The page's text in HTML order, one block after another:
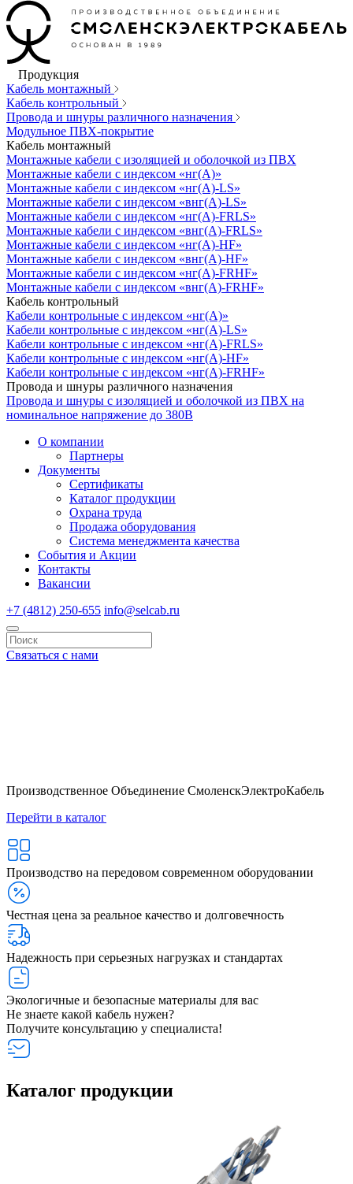
Продукция
Кабель монтажный
Кабель контрольный
Провода и шнуры различного назначения
Модульное ПВХ-покрытие
Кабель монтажный
Монтажные кабели с изоляцией и оболочкой из ПВХ
Монтажные кабели с индексом «нг(А)»
Монтажные кабели с индексом «нг(А)-LS»
Монтажные кабели с индексом «внг(А)-LS»
Монтажные кабели с индексом «нг(А)-FRLS»
Монтажные кабели с индексом «внг(А)-FRLS»
Монтажные кабели с индексом «нг(А)-HF»
Монтажные кабели с индексом «внг(А)-HF»
Монтажные кабели с индексом «нг(А)-FRHF»
Монтажные кабели с индексом «внг(А)-FRHF»
Кабель контрольный
Кабели контрольные с индексом «нг(А)»
Кабели контрольные с индексом «нг(А)-LS»
Кабели контрольные с индексом «нг(А)-FRLS»
Кабели контрольные с индексом «нг(А)-HF»
Кабели контрольные с индексом «нг(А)-FRHF»
Провода и шнуры различного назначения
Провода и шнуры с изоляцией и оболочкой из ПВХ на
номинальное напряжение до 380В
О компании
Партнеры
Документы
Сертификаты
Каталог продукции
Охрана труда
Продажа оборудования
Система менеджмента качества
События и Акции
Контакты
Вакансии
+7 (4812) 250-655 info@selcab.ru
Связаться с нами
Производственное Объединение СмоленскЭлектроКабель
Перейти в каталог
Производство на передовом современном оборудовании
Честная цена за реальное качество и долговечность
Надежность при серьезных нагрузках и стандартах
Экологичные и безопасные материалы для вас
Не знаете какой кабель нужен?
Получите консультацию у специалиста!
Каталог продукции